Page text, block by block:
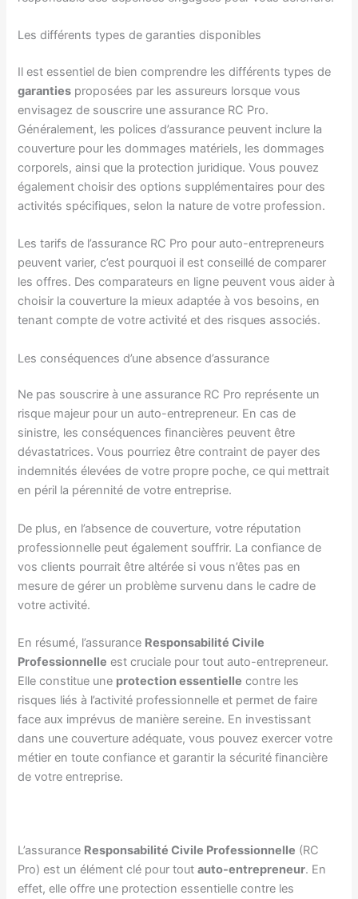
Les différents types de garanties disponibles
Il est essentiel de bien comprendre les différents types de
garanties proposées par les assureurs lorsque vous
envisagez de souscrire une assurance RC Pro.
Généralement, les polices d’assurance peuvent inclure la
couverture pour les dommages matériels, les dommages
corporels, ainsi que la protection juridique. Vous pouvez
également choisir des options supplémentaires pour des
activités spécifiques, selon la nature de votre profession.
Les tarifs de l’assurance RC Pro pour auto-entrepreneurs
peuvent varier, c’est pourquoi il est conseillé de comparer
les offres. Des comparateurs en ligne peuvent vous aider à
choisir la couverture la mieux adaptée à vos besoins, en
tenant compte de votre activité et des risques associés.
Les conséquences d’une absence d’assurance
Ne pas souscrire à une assurance RC Pro représente un
risque majeur pour un auto-entrepreneur. En cas de
sinistre, les conséquences financières peuvent être
dévastatrices. Vous pourriez être contraint de payer des
indemnités élevées de votre propre poche, ce qui mettrait
en péril la pérennité de votre entreprise.
De plus, en l’absence de couverture, votre réputation
professionnelle peut également souffrir. La confiance de
vos clients pourrait être altérée si vous n’êtes pas en
mesure de gérer un problème survenu dans le cadre de
votre activité.
En résumé, l’assurance Responsabilité Civile
Professionnelle est cruciale pour tout auto-entrepreneur.
Elle constitue une protection essentielle contre les
risques liés à l’activité professionnelle et permet de faire
face aux imprévus de manière sereine. En investissant
dans une couverture adéquate, vous pouvez exercer votre
métier en toute confiance et garantir la sécurité financière
de votre entreprise.
L’assurance Responsabilité Civile Professionnelle (RC
Pro) est un élément clé pour toutauto-entrepreneur. En
effet, elle offre une protection essentielle contre les